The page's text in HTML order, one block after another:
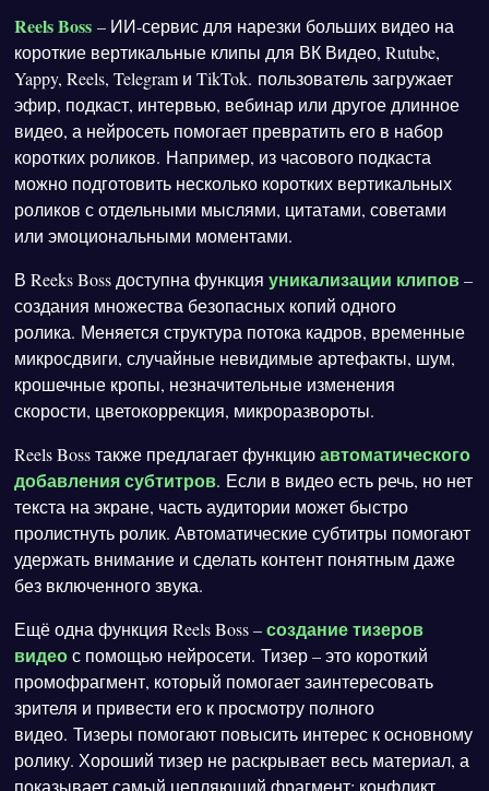
Reels Boss – ИИ-сервис для нарезки больших видео на
короткие вертикальные клипы для ВК Видео, Rutube,
Yappy, Reels, Telegram и TikTok. пользователь загружает
эфир, подкаст, интервью, вебинар или другое длинное
видео, а нейросеть помогает превратить его в набор
коротких роликов. Например, из часового подкаста
можно подготовить несколько коротких вертикальных
роликов с отдельными мыслями, цитатами, советами
или эмоциональными моментами.
В Reeks Boss доступна функцияуникализации клипов–
создания множества безопасных копий одного
ролика. Меняется структура потока кадров, временные
микросдвиги, случайные невидимые артефакты, шум,
крошечные кропы, незначительные изменения
скорости, цветокоррекция, микроразвороты.
Reels Boss также предлагает функциюавтоматического
добавления субтитров. Если в видео есть речь, но нет
текста на экране, часть аудитории может быстро
пролистнуть ролик. Автоматические субтитры помогают
удержать внимание и сделать контент понятным даже
без включенного звука.
Ещё одна функция Reels Boss –создание тизеров
видеос помощью нейросети. Тизер – это короткий
промофрагмент, который помогает заинтересовать
зрителя и привести его к просмотру полного
видео. Тизеры помогают повысить интерес к основному
ролику. Хороший тизер не раскрывает весь материал, а
показывает самый цепляющий фрагмент: конфликт,